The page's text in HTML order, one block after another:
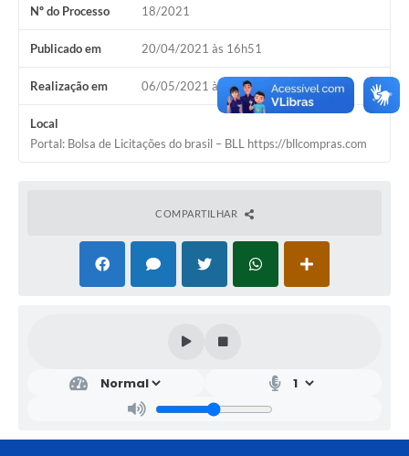
Nº do Processo 18/2021
Publicado em 20/04/2021 às 16h51
Realização em 06/05/2021 às 13h00
Local
Portal: Bolsa de Licitações do brasil – BLL https://bllcompras.com
COMPARTILHAR